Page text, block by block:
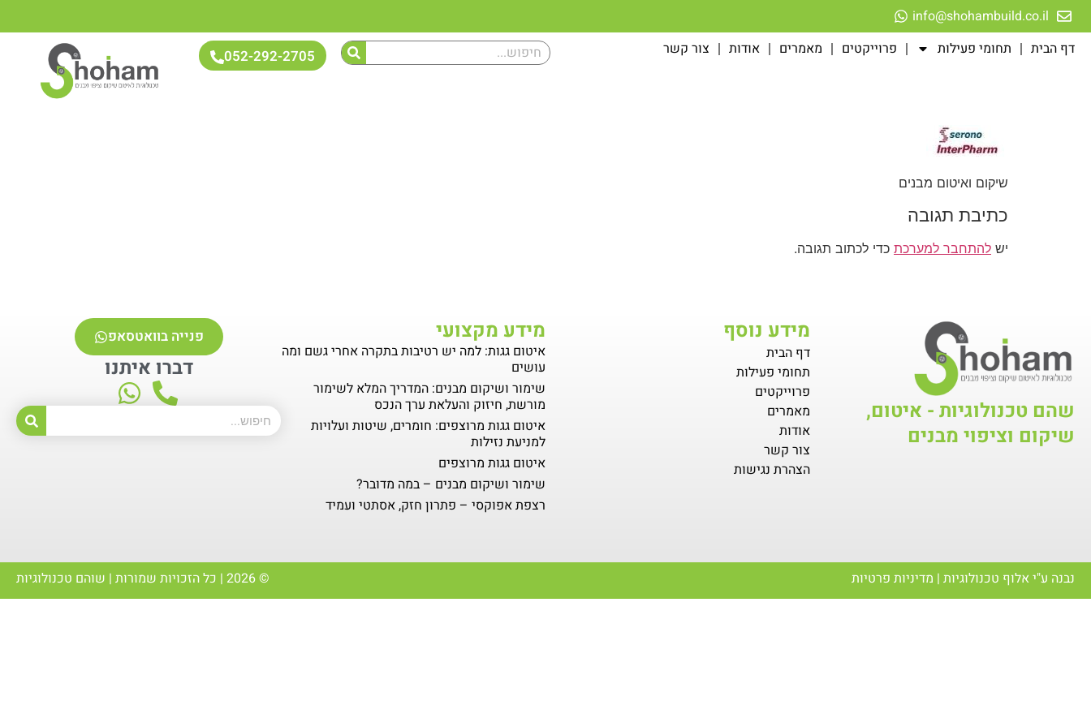
לתוכן
info@shohambuild.co.il
דף הבית
תחומי פעילות פרוייקטים מאמרים אודות צור קשר 052-292-2705
שיקום ואיטום מבנים
כתיבת תגובה
יש להתחבר למערכת כדי לכתוב תגובה.
שהם טכנולוגיות - איטום,
שיקום וציפוי מבנים
מידע נוסף
דף הבית
תחומי פעילות
פרוייקטים
מאמרים
אודות
צור קשר
הצהרת נגישות
מידע מקצועי
איטום גגות: למה יש רטיבות בתקרה אחרי גשם ומה
עושים
שימור ושיקום מבנים: המדריך המלא לשימור
מורשת, חיזוק והעלאת ערך הנכס
איטום גגות מרוצפים: חומרים, שיטות ועלויות
למניעת נזילות
איטום גגות מרוצפים
שימור ושיקום מבנים – במה מדובר?
רצפת אפוקסי – פתרון חזק, אסתטי ועמיד
פנייה בוואטסאפ
דברו איתנו
נבנה ע"יאלוף טכנולוגיות | מדיניות פרטיות © 2026 | כל הזכויות שמורות | שוהם טכנולוגיות